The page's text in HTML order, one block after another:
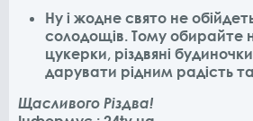
Ну і жодне свято не
солодощів. Тому обирайте
цукерки, різдвяні
дарувати рідним радість
Щасливого Різдва!